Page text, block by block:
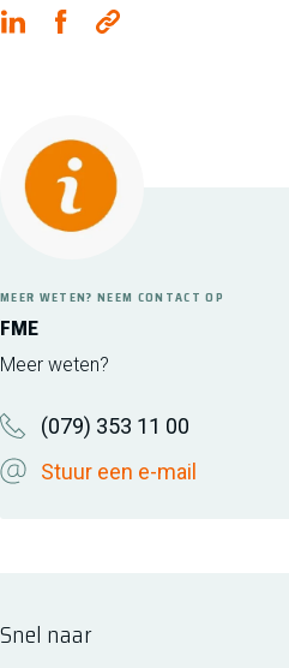
FME
MEER WETEN? NEEM CONTACT OP
Meer weten?
(079) 353 11 00
Stuur een e-mail
Snel naar